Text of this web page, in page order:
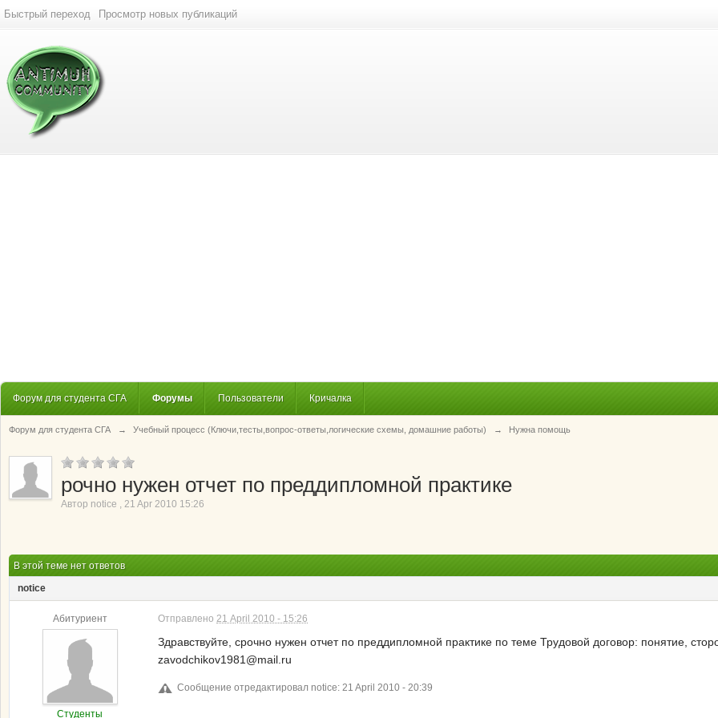
Быстрый переход Просмотр новых публикаций
Форум для студента СГА Форумы Пользователи Кричалка
Форум для студента СГА → Учебный процесс (Ключи,тесты,вопрос-ответы,логические схемы, домашние работы) → Нужна помощь
рочно нужен отчет по преддипломной практике
Автор notice , 21 Apr 2010 15:26
В этой теме нет ответов
notice
Абитуриент
Студенты
Отправлено 21 April 2010 - 15:26
Здравствуйте, срочно нужен отчет по преддипломной практике по теме Трудовой договор: понятие,
zavodchikov1981@mail.ru
Сообщение отредактировал notice: 21 April 2010 - 20:39